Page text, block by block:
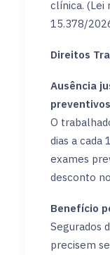
clínica. (Lei
15.378/
Direitos
Ausência
preventivos
O
dias a cada
exames
desconto
Benefício
Segurados
precisem